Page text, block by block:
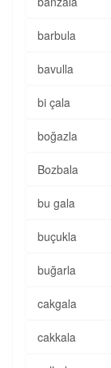
barbula
bavulla
bi çala
boğazla
Bozbala
bu gala
buçukla
buğarla
cakgala
cakkala